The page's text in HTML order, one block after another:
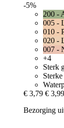
-5%
200 -
005 -
010 -
020 -
007 -
+4
Sterk
€ 3,79 € 3,99
Bezorging